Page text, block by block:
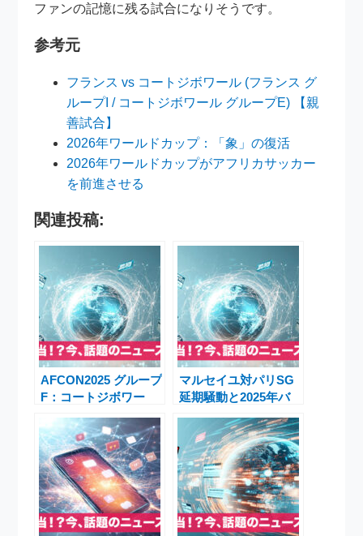
ファンの記憶に残る試合になりそうです。
参考元
フランス vs コートジボワール (フランス グ
ループI / コートジボワール グループE) 【親
善試合】
2026年ワールドカップ：「象」の復活
2026年ワールドカップがアフリカサッカー
を前進させる
関連投稿:
AFCON2025 グループ
F：コートジボワー
ン、モザンビークの死
の組
マルセイユ対パリSG
延期騒動と2025年バ
フランス・ダービーが
世界の話題に